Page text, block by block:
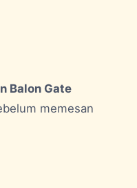
Balon Gate
memesan